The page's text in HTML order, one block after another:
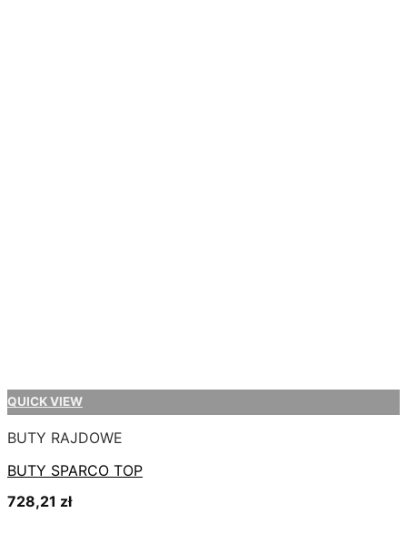
QUICK VIEW
BUTY RAJDOWE
BUTY SPARCO TOP
728,21 zł